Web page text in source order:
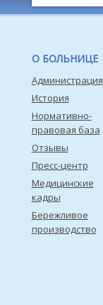
О БОЛЬНИЦЕ
Администрация
История
Нормативно-
правовая база
Отзывы
Пресс-центр
Медицинские
кадры
Бережливое
производство